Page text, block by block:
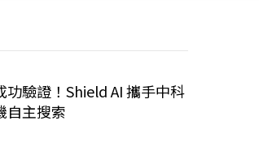
功驗證！Shield AI 攜手中科
自主搜索